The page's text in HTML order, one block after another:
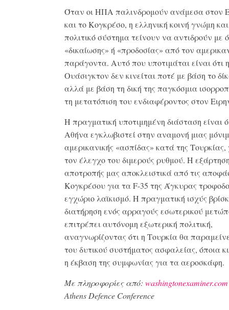
Όταν οι ΗΠΑ παλινδρομούν ανάμεσα στον
και το Κογκρέσο, η ελληνική κοινή γνώμη
πολιτικό σύστημα τείνουν να αντιδρούν με
«δικαίωσης» ή «προδοσίας» από τον
παράγοντα. Αυτό που υποτιμάται είναι ότι η
Ουάσιγκτον δεν κινείται ποτέ με βάση το
αλλά με βάση τη δική της παγκόσμια
τη μετατόπιση του ενδιαφέροντος στον
Η πραγματική υποτιμημένη διάσταση είναι
Αθήνα εγκλωβιστεί στην αναμονή μιας
αμερικανικής «ασπίδας» κατά της Τουρκίας,
τον έλεγχο του διμερούς ρυθμού. Η
αποτροπής μας αποκλειστικά από τις
Κογκρέσου για τα F-35 της Άγκυρας
εγχώριο λαϊκισμό. Η πραγματική ισχύς
διατήρηση ενός αρραγούς εσωτερικού
επιτρέπει αυτόνομη εξωτερική πολιτική,
αναγνωρίζοντας ότι η Τουρκία θα
του δυτικού συστήματος ασφαλείας, όποια
η έκβαση της συμφωνίας για τα αεροσκάφη.
Με πληροφορίες από: washingtonexaminer.com
Athens Defence Conference